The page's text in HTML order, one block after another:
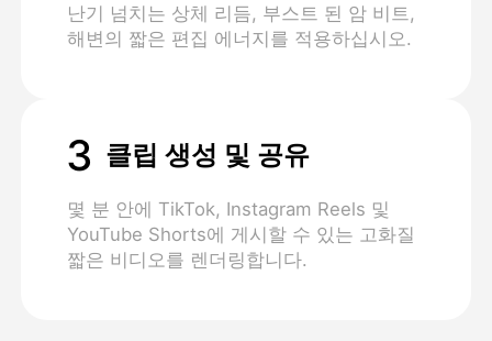
난기 넘치는 상체 리듬, 부스트 된 암 비트,
해변의 짧은 편집 에너지를 적용하십시오.
3 클립 생성 및 공유
몇 분 안에 TikTok, Instagram Reels 및
YouTube Shorts에 게시할 수 있는 고화질
짧은 비디오를 렌더링합니다.